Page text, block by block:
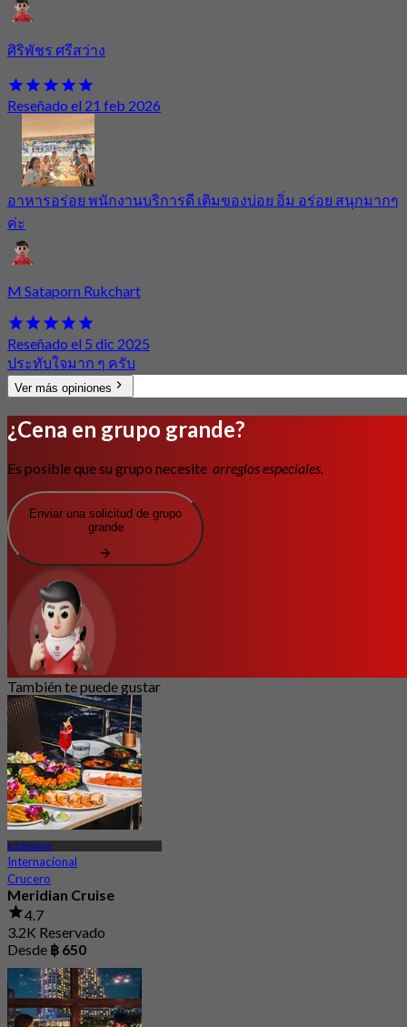
ศิริพัชร ศรีสว่าง
Reseñado el 21 feb 2026
อาหารอร่อย พนักงานบริการดี เติมของบ่อย อิ่ม อร่อย สนุกมากๆ
ค่ะ
M Sataporn Rukchart
Reseñado el 5 dic 2025
ประทับใจมาก ๆ ครับ
Ver más opiniones
¿Cena en grupo grande?
Es posible que su grupo necesite arreglos especiales.
Enviar una solicitud de grupo
grande
También te puede gustar
ICONSIAM
Internacional
Crucero
Meridian Cruise
4.7
3.2K Reservado
Desde ฿ 650